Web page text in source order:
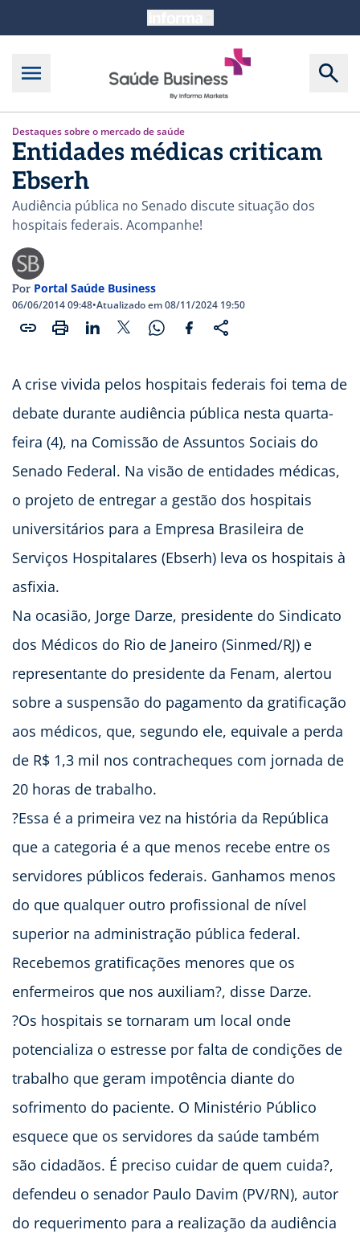
Destaques sobre o mercado de saúde
Entidades médicas criticam
Ebserh
Audiência pública no Senado discute situação dos
hospitais federais. Acompanhe!
Por Portal Saúde Business
06/06/2014 09:48•Atualizado em 08/11/2024 19:50
A crise vivida pelos hospitais federais foi tema de
debate durante audiência pública nesta quarta-
feira (4), na Comissão de Assuntos Sociais do
Senado Federal. Na visão de entidades médicas,
o projeto de entregar a gestão dos hospitais
universitários para a Empresa Brasileira de
Serviços Hospitalares (Ebserh) leva os hospitais à
asfixia.
Na ocasião, Jorge Darze, presidente do Sindicato
dos Médicos do Rio de Janeiro (Sinmed/RJ) e
representante do presidente da Fenam, alertou
sobre a suspensão do pagamento da gratificação
aos médicos, que, segundo ele, equivale a perda
de R$ 1,3 mil nos contracheques com jornada de
20 horas de trabalho.
?Essa é a primeira vez na história da República
que a categoria é a que menos recebe entre os
servidores públicos federais. Ganhamos menos
do que qualquer outro profissional de nível
superior na administração pública federal.
Recebemos gratificações menores que os
enfermeiros que nos auxiliam?, disse Darze.
?Os hospitais se tornaram um local onde
potencializa o estresse por falta de condições de
trabalho que geram impotência diante do
sofrimento do paciente. O Ministério Público
esquece que os servidores da saúde também
são cidadãos. É preciso cuidar de quem cuida?,
defendeu o senador Paulo Davim (PV/RN), autor
do requerimento para a realização da audiência